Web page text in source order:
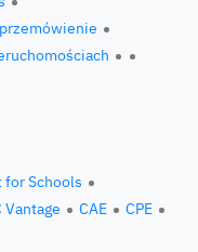
for Schools
Vantage CAE
CPE